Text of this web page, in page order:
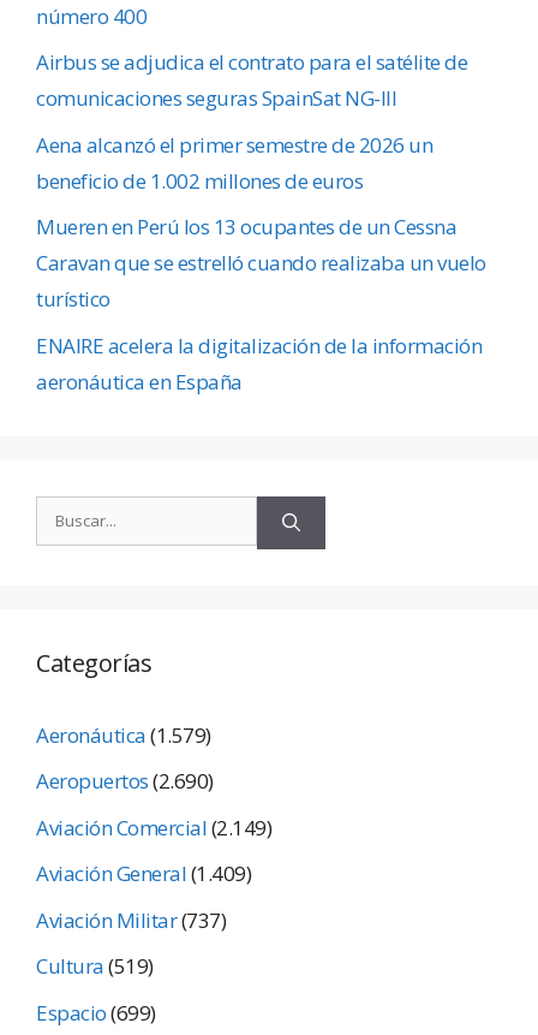
número 400
Airbus se adjudica el contrato para el satélite de
comunicaciones seguras SpainSat NG-III
Aena alcanzó el primer semestre de 2026 un
beneficio de 1.002 millones de euros
Mueren en Perú los 13 ocupantes de un Cessna
Caravan que se estrelló cuando realizaba un vuelo
turístico
ENAIRE acelera la digitalización de la información
aeronáutica en España
Categorías
Aeronáutica(1.579)
Aeropuertos(2.690)
Aviación Comercial(2.149)
Aviación General(1.409)
Aviación Militar(737)
Cultura(519)
Espacio(699)